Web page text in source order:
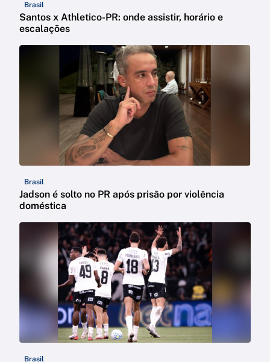
Brasil
Santos x Athletico-PR: onde assistir, horário e
escalações
Brasil
Jadson é solto no PR após prisão por violência
doméstica
Brasil